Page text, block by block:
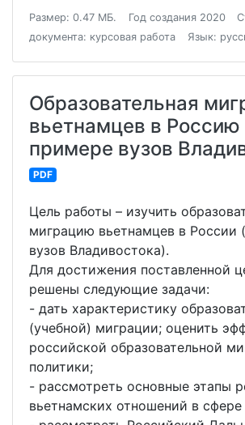
Размер: 0.47 МБ. Год создания 2020
документа: курсовая работа
Язык:
Образовательная
вьетнамцев в Россию
примере вузов
PDF
Цель работы – изучить
миграцию вьетнамцев в России
вузов Владивостока).
Для достижения поставленной
решены следующие задачи:
- дать характеристику
(учебной) миграции; оценить
российской образовательной
политики;
- рассмотреть основные этапы
вьетнамских отношений в сфере